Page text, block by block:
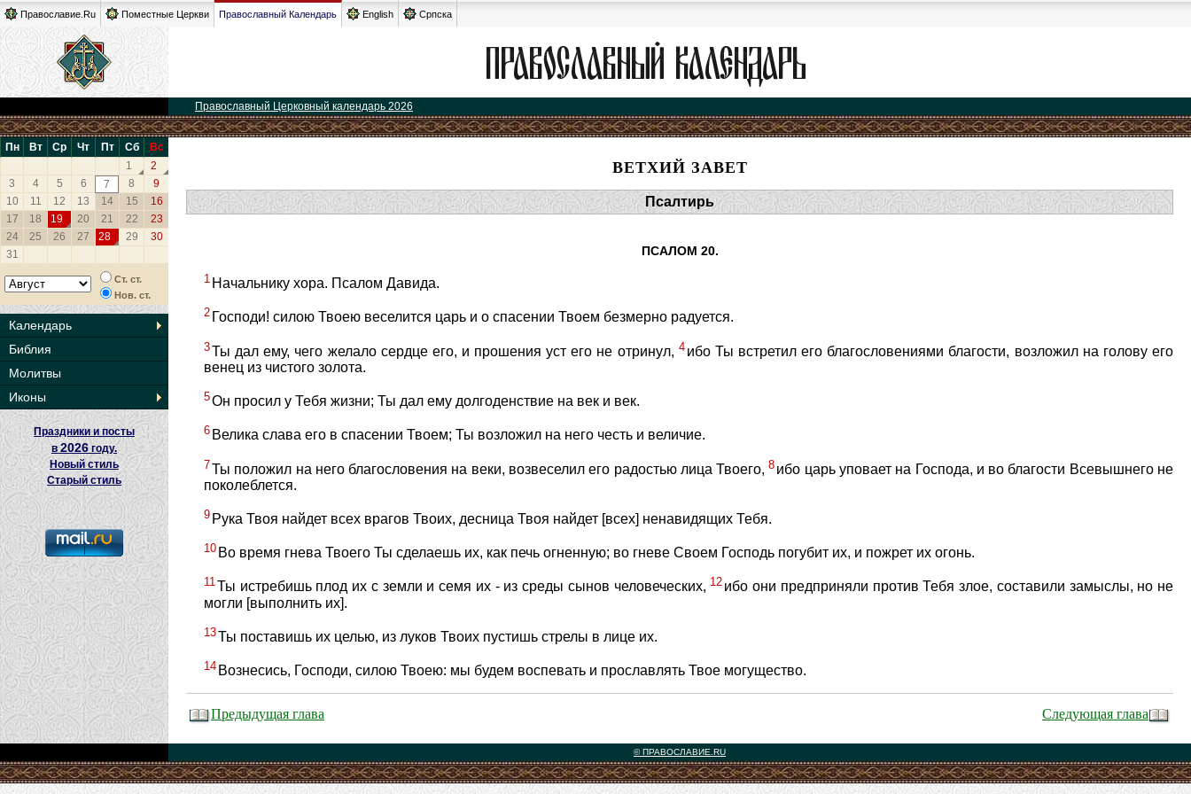
Православие.Ru Поместные Церкви Православный Календарь English Српска
Православный Церковный календарь 2026
Пн Вт Ср Чт Пт Сб
Вс
1
2
3
4 5 6 7 8
9
10
11 12 13 14 15
16
17
18 19 20 21 22
23
24
25 26 27 28 29
30
31
Ст. ст.
Нов. ст.
Календарь
Библия
Молитвы
Иконы
Праздники и посты
в2026 году.
Новый стиль
Старый стиль
ВЕТХИЙ ЗАВЕТ
Псалтирь
ПСАЛОМ 20.
1 Начальнику хора. Псалом Давида.
2 Господи! силою Твоею веселится царь и о спасении Твоем безмерно радуется.
3Ты дал ему, чего желало сердце его, и прошения уст его не отринул, 4 ибо Ты встретил его благословениями благости, возложил на голову его
венец из чистого золота.
5Он просил у Тебя жизни; Ты дал ему долгоденствие на век и век.
6 Велика слава его в спасении Твоем; Ты возложил на него честь и величие.
7Ты положил на него благословения на веки, возвеселил его радостью лица Твоего,8 ибо царь уповает на Господа, и во благости Всевышнего не
поколеблется.
9 Рука Твоя найдет всех врагов Твоих, десница Твоя найдет [всех] ненавидящих Тебя.
10 Во время гнева Твоего Ты сделаешь их, как печь огненную; во гневе Своем Господь погубит их, и пожрет их огонь.
11Ты истребишь плод их с земли и семя их - из среды сынов человеческих, 12 ибо они предприняли против Тебя злое, составили замыслы, но не
могли [выполнить их].
13Ты поставишь их целью, из луков Твоих пустишь стрелы в лице их.
14 Вознесись, Господи, силою Твоею: мы будем воспевать и прославлять Твое могущество.
Предыдущая глава Следующая глава
© ПРАВОСЛАВИЕ.RU